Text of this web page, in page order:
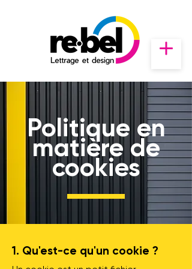
Politique en
matière de
cookies
1. Qu'est-ce qu'un cookie ?